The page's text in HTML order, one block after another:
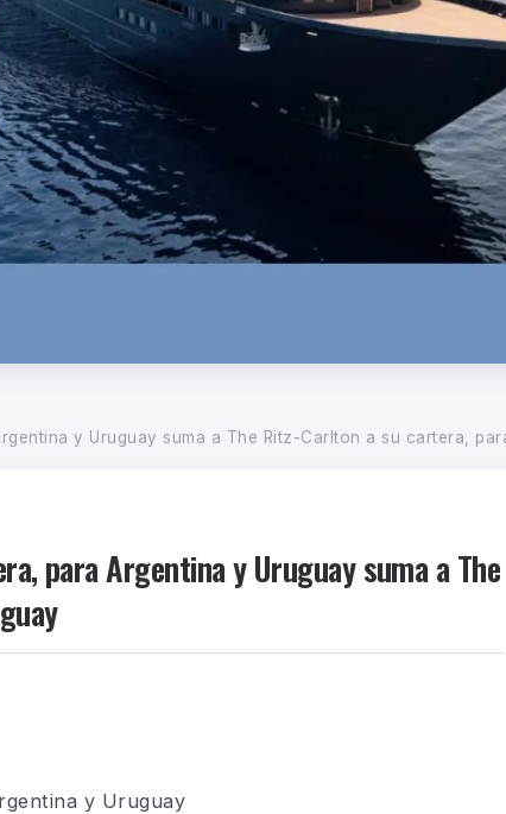
y Uruguay suma a The Ritz-Carlton a su cartera, para Argentina y
para Argentina y Uruguay suma a The
y Uruguay